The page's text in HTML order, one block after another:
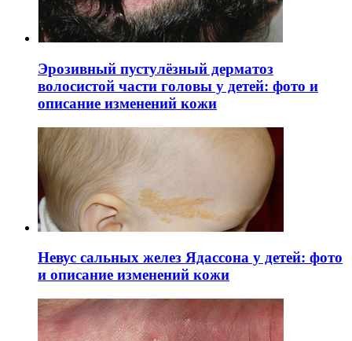
Эрозивный пустулёзный дерматоз
волосистой части головы у детей: фото и
описание изменений кожи
Невус сальных желез Ядассона у детей: фото
и описание изменений кожи